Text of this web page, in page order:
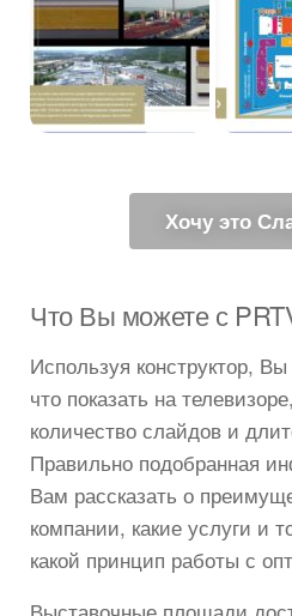
Хочу это
Что Вы можете с
Используя конструктор,
что показать на
количество слайдов и
Правильно подобранная
Вам рассказать о
компании, какие услуги и
какой принцип работы с